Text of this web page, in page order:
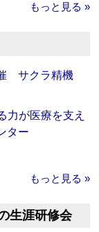
もっと見る »
サクラ精機
力が医療を支え
ター
もっと見る »
生涯研修会